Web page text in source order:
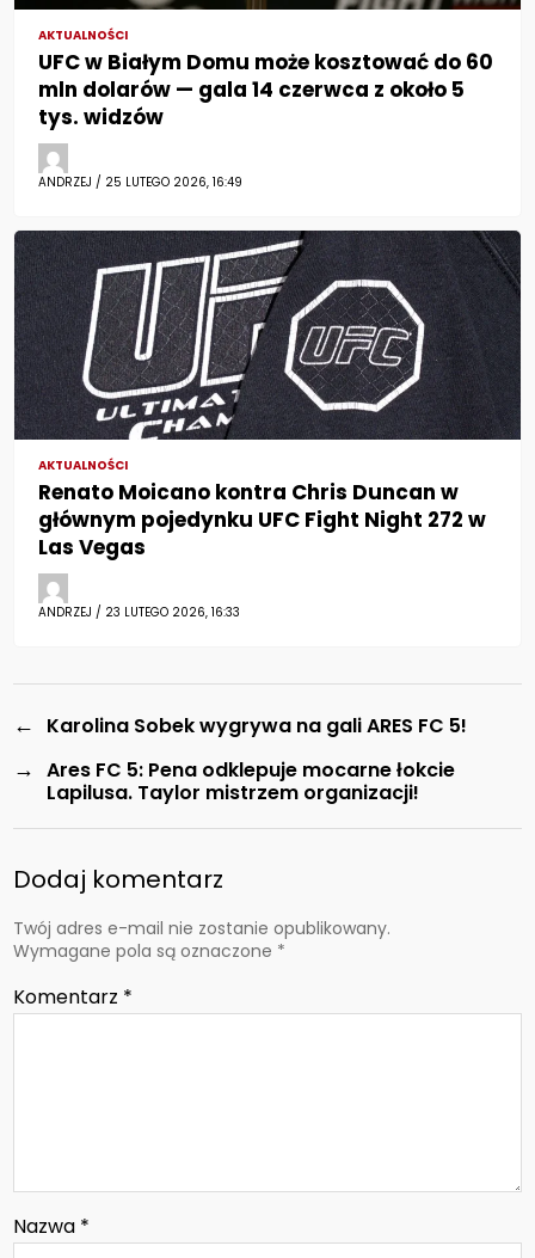
AKTUALNOŚCI
UFC w Białym Domu może kosztować do 60
mln dolarów — gala 14 czerwca z około 5
tys. widzów
ANDRZEJ / 25 LUTEGO 2026, 16:49
AKTUALNOŚCI
Renato Moicano kontra Chris Duncan w
głównym pojedynku UFC Fight Night 272 w
Las Vegas
ANDRZEJ / 23 LUTEGO 2026, 16:33
← Karolina Sobek wygrywa na gali ARES FC 5!
→ Ares FC 5: Pena odklepuje mocarne łokcie
Lapilusa. Taylor mistrzem organizacji!
Dodaj komentarz
Twój adres e-mail nie zostanie opublikowany.
Wymagane pola są oznaczone *
Komentarz *
Nazwa *